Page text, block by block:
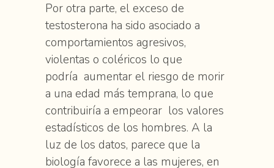
Por otra parte, el exceso de
testosterona ha sido asociado a
comportamientos agresivos,
violentas o coléricos lo que
podría aumentar el riesgo de morir
a una edad más temprana, lo que
contribuiría a empeorar los valores
estadísticos de los hombres. A la
luz de los datos, parece que la
biología favorece a las mujeres, en